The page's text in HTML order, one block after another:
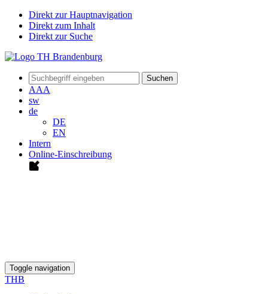
Direkt zur Hauptnavigation
Direkt zum Inhalt
Direkt zur Suche
Suchen
AAA
sw
de
DE
EN
Intern
Online-Einschreibung
Toggle navigation
THB